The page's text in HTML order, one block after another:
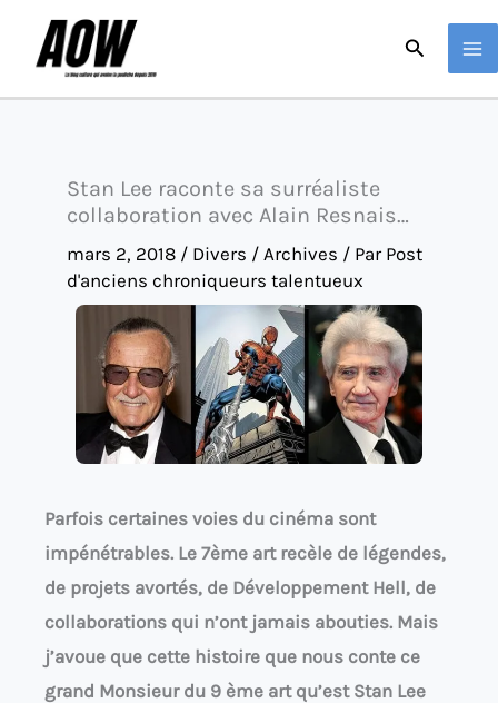
Stan Lee raconte sa surréaliste
collaboration avec Alain Resnais…
mars 2, 2018 / Divers / Archives / Par Post
d'anciens chroniqueurs talentueux
Parfois certaines voies du cinéma sont
impénétrables. Le 7ème art recèle de légendes,
de projets avortés, de Développement Hell, de
collaborations qui n’ont jamais abouties. Mais
j’avoue que cette histoire que nous conte ce
grand Monsieur du 9 ème art qu’est Stan Lee